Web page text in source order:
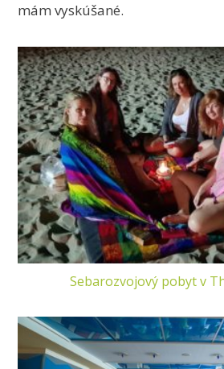
mám vyskúšané.
Sebarozvojový pobyt v